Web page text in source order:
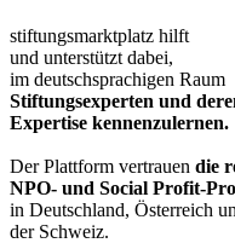
stiftungsmarktplatz hilft
und unterstützt dabei,
im deutschsprachigen Raum
Stiftungsexperten und
Expertise kennenzulernen.
Der Plattform vertrauen die
NPO- und Social Profit-
in Deutschland, Österreich
der Schweiz.